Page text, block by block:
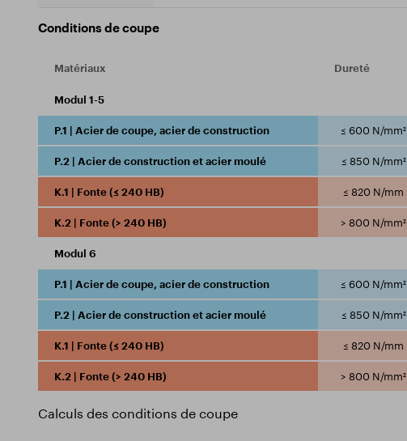
Conditions de coupe
Matériaux Dureté
Modul 1-5
P.1 | Acier de coupe, acier de construction ≤ 600 N/mm²
P.2 | Acier de construction et acier moulé ≤ 850 N/mm²
K.1 | Fonte (≤ 240 HB) ≤ 820 N/mm
K.2 | Fonte (> 240 HB) > 800 N/mm²
Modul 6
P.1 | Acier de coupe, acier de construction ≤ 600 N/mm²
P.2 | Acier de construction et acier moulé ≤ 850 N/mm²
K.1 | Fonte (≤ 240 HB) ≤ 820 N/mm
K.2 | Fonte (> 240 HB) > 800 N/mm²
Calculs des conditions de coupe